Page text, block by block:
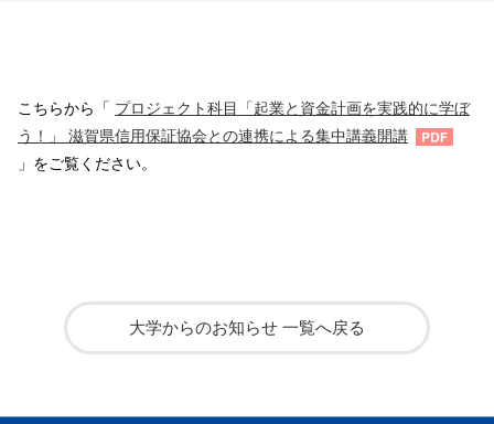
こちらから「 プロジェクト科目「起業と資金計画を実践的に学ぼ
う！」 滋賀県信用保証協会との連携による集中講義開講
」をご覧ください。
大学からのお知らせ 一覧へ戻る